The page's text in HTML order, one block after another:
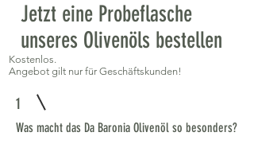
Jetzt eine Probeflasche
unseres Olivenöls bestellen
Kostenlos.
Angebot gilt nur für Geschäftskunden!
1
Was macht das Da Baronia Olivenöl so besonders?